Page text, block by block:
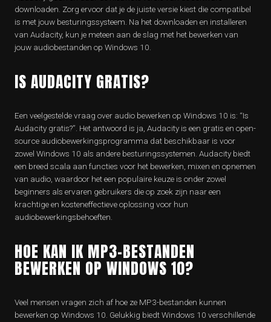
downloaden. Zorg ervoor dat je de juiste versie kiest die compatibel
is met jouw besturingssysteem. Na het downloaden en installeren
van Audacity, kun je meteen aan de slag met het bewerken van
jouw audiobestanden op Windows 10.
IS AUDACITY GRATIS?
Een veelgestelde vraag over audio bewerken op Windows 10 is: “Is
Audacity gratis?”. Het antwoord is ja, Audacity is een gratis en open-
source audiobewerkingsprogramma dat beschikbaar is voor
zowel Windows 10 als andere besturingssystemen. Audacity biedt
een breed scala aan functies voor het bewerken, mixen en opnemen
van audio, waardoor het een populaire keuze is onder zowel
beginners als ervaren gebruikers die op zoek zijn naar een
krachtige en kosteneffectieve oplossing voor hun
audiobewerkingsbehoeften.
HOE KAN IK MP3-BESTANDEN
BEWERKEN OP WINDOWS 10?
Veel mensen vragen zich af hoe ze MP3-bestanden kunnen
bewerken op Windows 10. Gelukkig biedt Windows 10 verschillende